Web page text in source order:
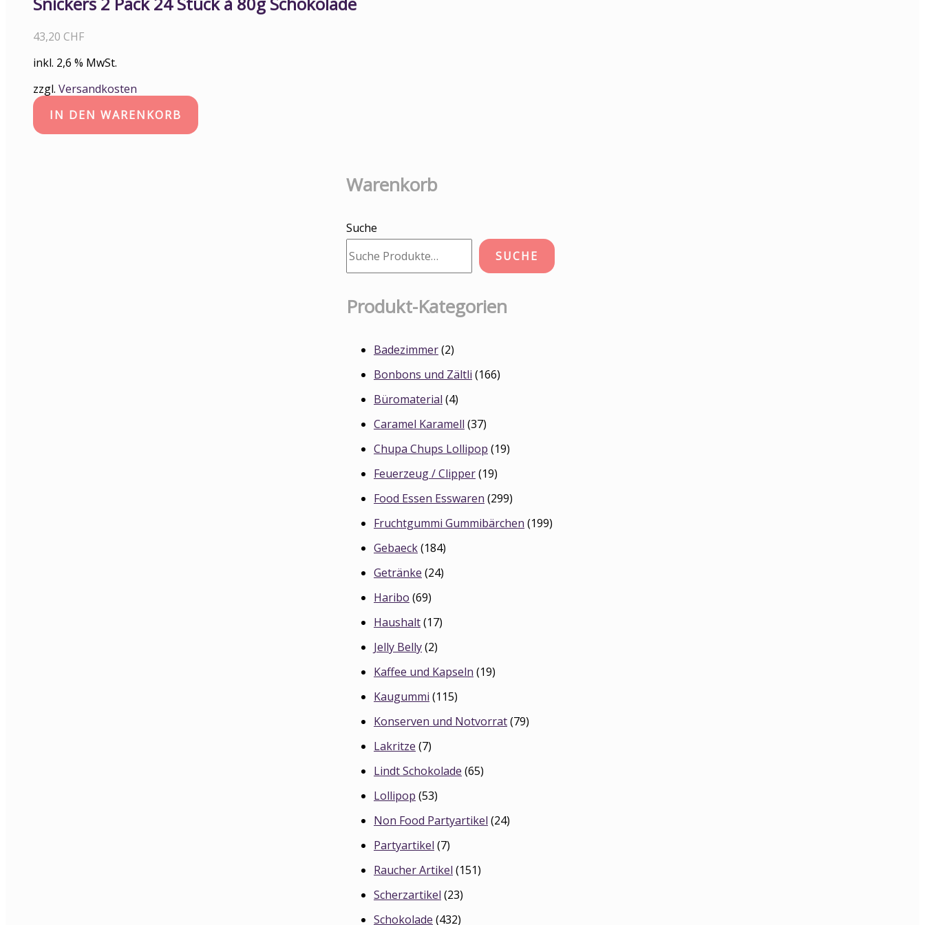
43,20 CHF
inkl. 2,6 % MwSt.
zzgl. Versandkosten
IN DEN WARENKORB
Warenkorb
Suche
SUCHE
Produkt-Kategorien
Badezimmer(2)
Bonbons und Zältli (166)
Büromaterial (4)
Caramel Karamell (37)
Chupa Chups Lollipop (19)
Feuerzeug / Clipper(19)
Food Essen Esswaren (299)
Fruchtgummi Gummibärchen (199)
Gebaeck(184)
Getränke (24)
Haribo (69)
Haushalt(17)
Jelly Belly(2)
Kaffee und Kapseln (19)
Kaugummi (115)
Konserven und Notvorrat(79)
Lakritze (7)
Lindt Schokolade (65)
Lollipop (53)
Non Food Partyartikel (24)
Partyartikel (7)
Raucher Artikel (151)
Scherzartikel (23)
Schokolade (432)